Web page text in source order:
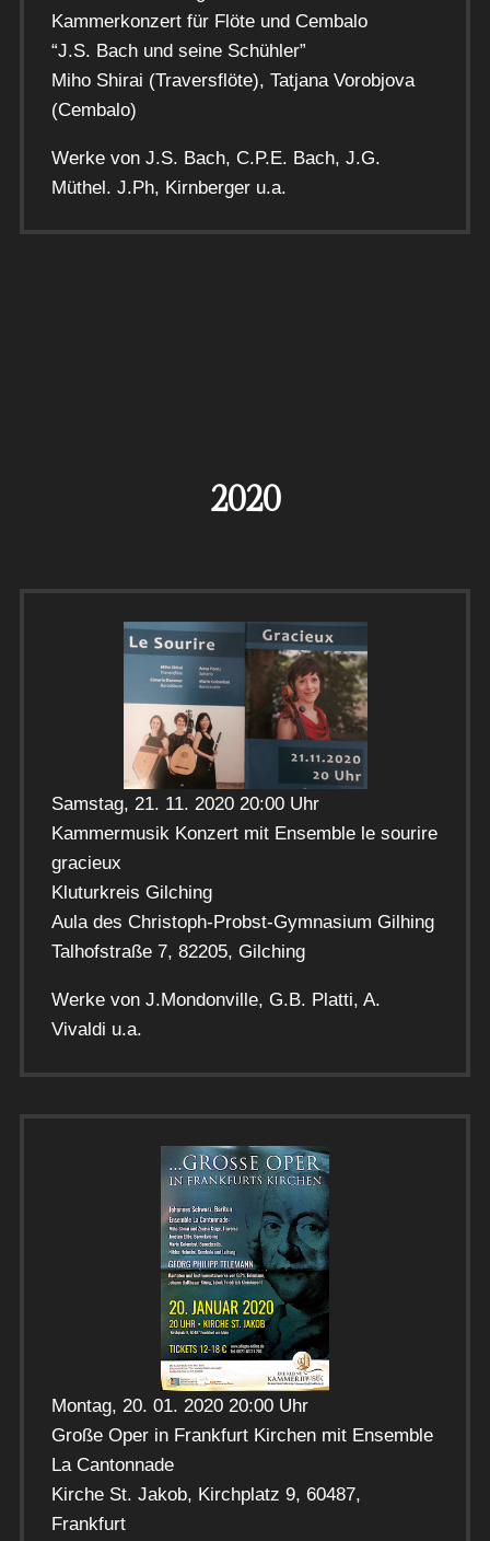
Kammerkonzert für Flöte und Cembalo
“J.S. Bach und seine Schühler”
Miho Shirai (Traversflöte), Tatjana Vorobjova
(Cembalo)
Werke von J.S. Bach, C.P.E. Bach, J.G.
Müthel. J.Ph, Kirnberger u.a.
2020
Samstag, 21. 11. 2020 20:00 Uhr
Kammermusik Konzert mit Ensemble le sourire
gracieux
Kluturkreis Gilching
Aula des Christoph-Probst-Gymnasium Gilhing
Talhofstraße 7, 82205, Gilching
Werke von J.Mondonville, G.B. Platti, A.
Vivaldi u.a.
Montag, 20. 01. 2020 20:00 Uhr
Große Oper in Frankfurt Kirchen mit Ensemble
La Cantonnade
Kirche St. Jakob, Kirchplatz 9, 60487,
Frankfurt